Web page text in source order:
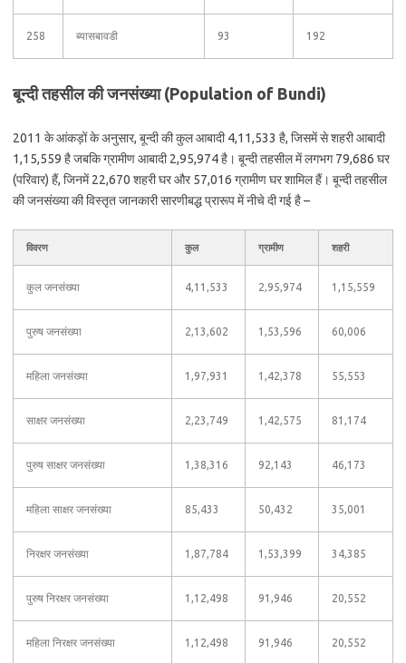
258 ब्यासबावडी 93 192
बून्दी तहसील की जनसंख्या (Population of Bundi)
2011 के आंकड़ों के अनुसार, बून्दी की कुल आबादी 4,11,533 है, जिसमें से शहरी आबादी
1,15,559 है जबकि ग्रामीण आबादी 2,95,974 है। बून्दी तहसील में लगभग 79,686 घर
(परिवार) हैं, जिनमें 22,670 शहरी घर और 57,016 ग्रामीण घर शामिल हैं। बून्दी तहसील
की जनसंख्या की विस्तृत जानकारी सारणीबद्ध प्रारूप में नीचे दी गई है –
विवरण कुल ग्रामीण शहरी
कुल जनसंख्या 4,11,533 2,95,974 1,15,559
पुरुष जनसंख्या 2,13,602 1,53,596 60,006
महिला जनसंख्या 1,97,931 1,42,378 55,553
साक्षर जनसंख्या 2,23,749 1,42,575 81,174
पुरुष साक्षर जनसंख्या 1,38,316 92,143 46,173
महिला साक्षर जनसंख्या 85,433 50,432 35,001
निरक्षर जनसंख्या 1,87,784 1,53,399 34,385
पुरुष निरक्षर जनसंख्या 1,12,498 91,946 20,552
महिला निरक्षर जनसंख्या 1,12,498 91,946 20,552